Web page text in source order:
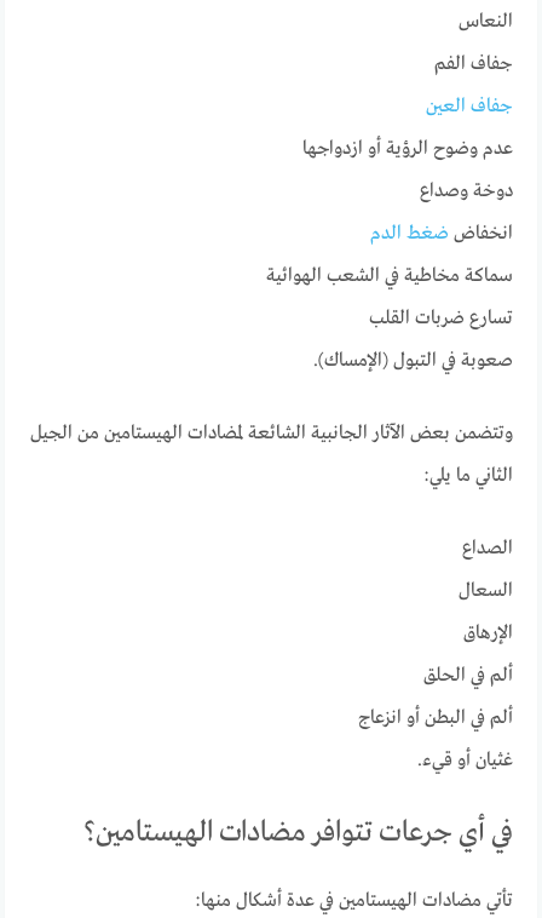
النعاس
جفاف الفم
جفاف العين
عدم وضوح الرؤية أو ازدواجها
دوخة وصداع
انخفاض ضغط الدم
سماكة مخاطية في الشعب الهوائية
تسارع ضربات القلب
صعوبة في التبول (الإمساك).
وتتضمن بعض الآثار الجانبية الشائعة لمضادات الهيستامين من الجيل
الثاني ما يلي:
الصداع
السعال
الإرهاق
ألم في الحلق
ألم في البطن أو انزعاج
غثيان أو قيء.
في أي جرعات تتوافر مضادات الهيستامين؟
تأتي مضادات الهيستامين في عدة أشكال منها: